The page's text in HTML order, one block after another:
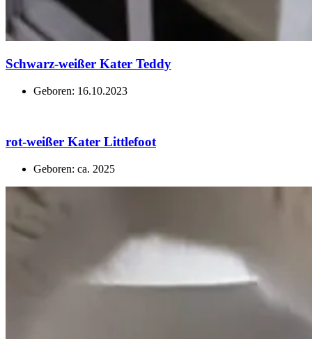
Schwarz-weißer Kater Teddy
Geboren: 16.10.2023
rot-weißer Kater Littlefoot
Geboren: ca. 2025